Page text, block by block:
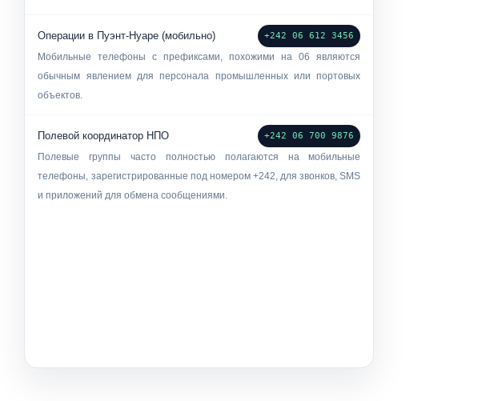
Операции в Пуэнт-Нуаре (мобильно) +242 06 612 3456
Мобильные телефоны с префиксами, похожими на06
являются
обычным явлением для персонала промышленных или портовых
объектов.
Полевой координатор НПО +242 06 700 9876
Полевые группы часто полностью полагаются на мобильные
телефоны, зарегистрированные под номером +242, для звонков, SMS
и приложений для обмена сообщениями.